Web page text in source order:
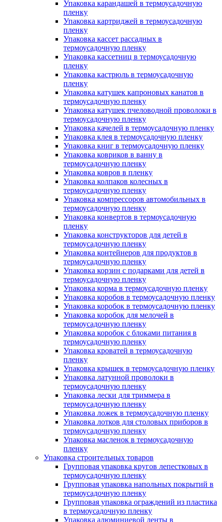
Упаковка карандашей в термоусадочную
пленку
Упаковка картриджей в термоусадочную
пленку
Упаковка кассет рассадных в
термоусадочную пленку
Упаковка кассетниц в термоусадочную
пленку
Упаковка кастрюль в термоусадочную
пленку
Упаковка катушек капроновых канатов в
термоусадочную пленку
Упаковка катушек пчеловодной проволоки в
термоусадочную пленку
Упаковка качелей в термоусадочную пленку
Упаковка клея в термоусадочную пленку
Упаковка книг в термоусадочную пленку
Упаковка ковриков в ванну в
термоусадочную пленку
Упаковка ковров в пленку
Упаковка колпаков колесных в
термоусадочную пленку
Упаковка компрессоров автомобильных в
термоусадочную пленку
Упаковка конвертов в термоусадочную
пленку
Упаковка конструкторов для детей в
термоусадочную пленку
Упаковка контейнеров для продуктов в
термоусадочную пленку
Упаковка корзин с подарками для детей в
термоусадочную пленку
Упаковка корма в термоусадочную пленку
Упаковка коробов в термоусадочную пленку
Упаковка коробок в термоусадочную пленку
Упаковка коробок для мелочей в
термоусадочную пленку
Упаковка коробок с блоками питания в
термоусадочную пленку
Упаковка кроватей в термоусадочную
пленку
Упаковка крышек в термоусадочную пленку
Упаковка латунной проволоки в
термоусадочную пленку
Упаковка лески для триммера в
термоусадочную пленку
Упаковка ложек в термоусадочную пленку
Упаковка лотков для столовых приборов в
термоусадочную пленку
Упаковка масленок в термоусадочную
пленку
Упаковка строительных товаров
Групповая упаковка кругов лепестковых в
термоусадочную пленку
Групповая упаковка напольных покрытий в
термоусадочную пленку
Групповая упаковка ограждений из пластика
в термоусадочную пленку
Упаковка алюминиевой ленты в